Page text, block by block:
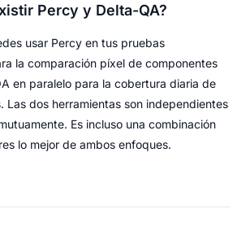
Percy y Delta-QA?
usar Percy en tus pruebas
la comparación píxel de componentes
en paralelo para la cobertura diaria de
Las dos herramientas son independientes
Es incluso una combinación
lo mejor de ambos enfoques.